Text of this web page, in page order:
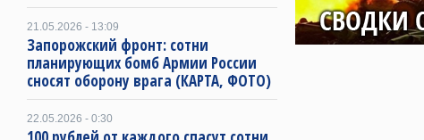
21.05.2026 - 13:09
Запорожский фронт: сотни
планирующих бомб Армии России
сносят оборону врага (КАРТА, ФОТО)
22.05.2026 - 0:30